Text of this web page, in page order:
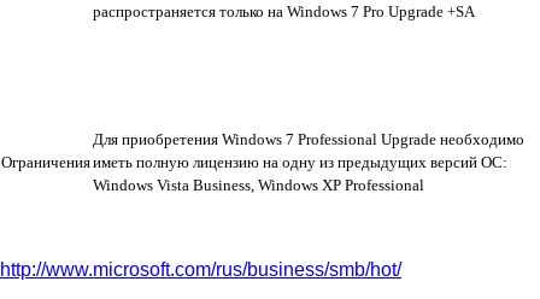
распространяется только на Windows 7 Pro Upgrade +SA
Ограничения
Для приобретения Windows 7 Professional Upgrade необходимо
иметь полную лицензию на одну из предыдущих версий ОС:
Windows Vista Business, Windows XP Professional
http://www.microsoft.com/rus/business/smb/hot/